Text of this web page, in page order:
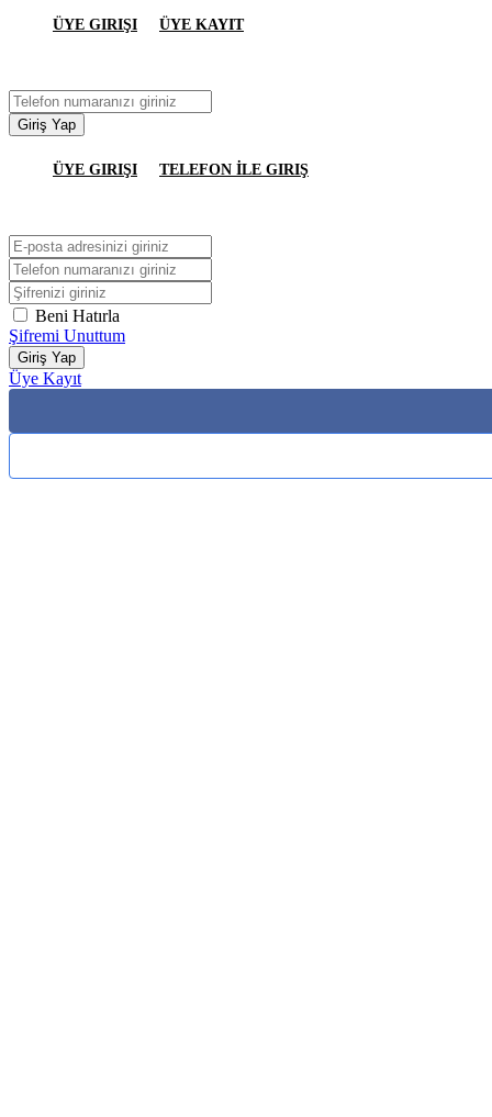
ÜYE GIRIŞI ÜYE KAYIT
Giriş Yap
ÜYE GIRIŞI TELEFON İLE GIRIŞ
Beni Hatırla
Şifremi Unuttum
Giriş Yap
Üye Kayıt